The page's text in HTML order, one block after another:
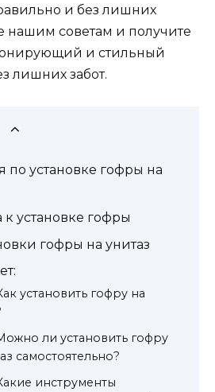
и без лишних
нашим советам и получите
и стильный
лишних забот.
по установке гофры на
к установке гофры
гофры на унитаз
установить гофру на
ли установить гофру
самостоятельно?
инструменты